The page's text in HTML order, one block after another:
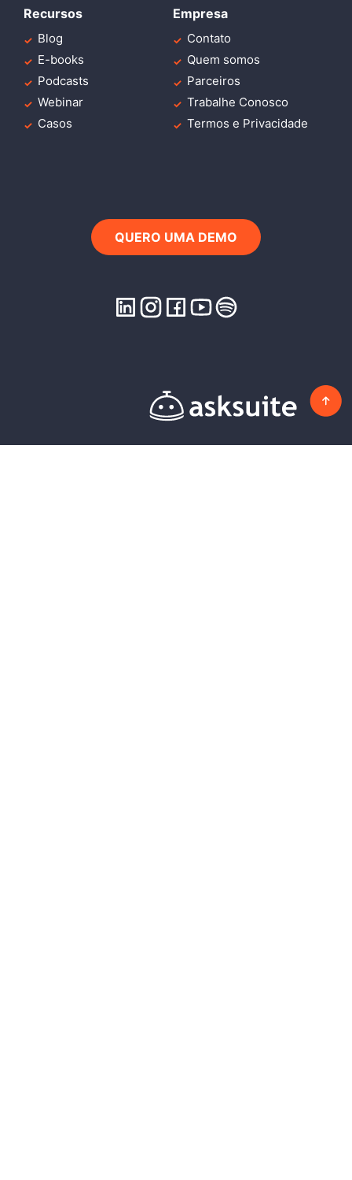
Recursos
Blog
E-books
Podcasts
Webinar
Casos
Empresa
Contato
Quem somos
Parceiros
Trabalhe Conosco
Termos e Privacidade
QUERO UMA DEMO